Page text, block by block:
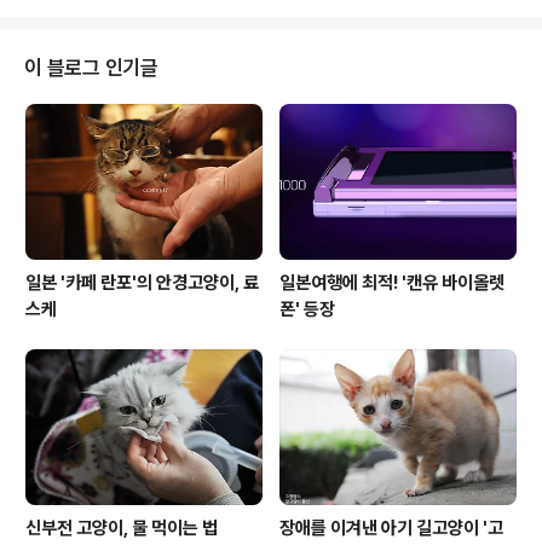
이 블로그 인기글
일본 '카페 란포'의 안경고양이, 료
스케
일본여행에 최적! '캔유 바이올렛
폰' 등장
신부전 고양이, 물 먹이는 법
장애를 이겨낸 아기 길고양이 '고